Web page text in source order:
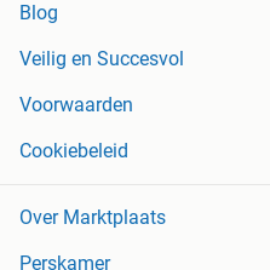
Blog
Veilig en Succesvol
Voorwaarden
Cookiebeleid
Over Marktplaats
Perskamer